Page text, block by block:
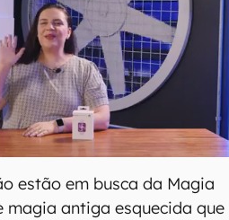
estão em busca da Magia
magia antiga esquecida que